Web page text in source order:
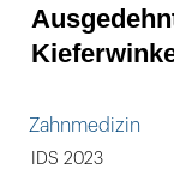
Zahnmedizin
IDS 2023